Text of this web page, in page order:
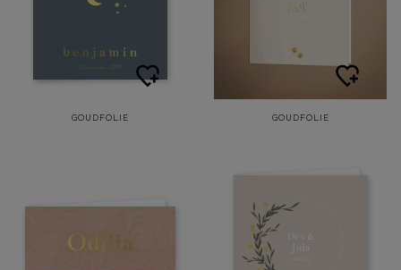
GOUDFOLIE GOUDFOLIE